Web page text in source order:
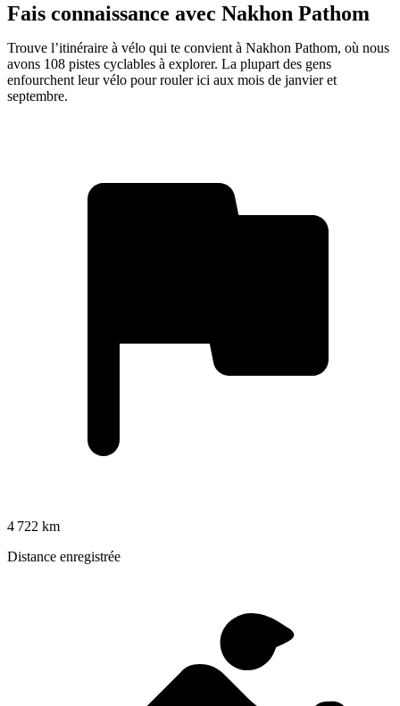
Fais connaissance avec Nakhon Pathom
Trouve l’itinéraire à vélo qui te convient à Nakhon Pathom, où nous
avons 108 pistes cyclables à explorer. La plupart des gens
enfourchent leur vélo pour rouler ici aux mois de janvier et
septembre.
4 722 km
Distance enregistrée